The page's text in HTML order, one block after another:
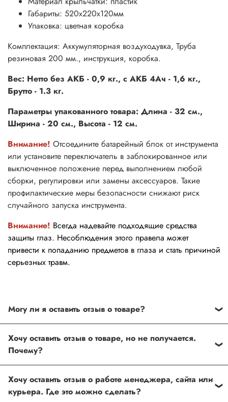
Габариты: 520х220х120мм
Упаковка: цветная коробка
Комплектация: Аккумуляторная воздуходувка, Труба
резиновая 200 мм., инструкция, коробка.
Вес: Нетто без АКБ - 0,9 кг., с АКБ 4Ач - 1,6 кг.,
Брутто - 1.3 кг.
Параметры упакованного товара: Длина - 32 см.,
Ширина - 20 см., Высота - 12 см.
Внимание! Отсоедините батарейный блок от инструмента
или установите переключатель в заблокированное или
выключенное положение перед выполнением любой
сборки, регулировки или замены аксессуаров. Такие
профилактические меры безопасности снижают риск
случайного запуска инструмента.
Внимание! Всегда надевайте подходящие средства
защиты глаз. Несоблюдения этого правела может
привести к попаданию предметов в глаза и стать причиной
серьезных травм.
Могу ли я оставить отзыв о товаре?
специальное поле, где Вы можете оставить свой отзыв.
Также Вы можете присвоить товару от одной до пяти
звёзд. Все отзывы о товарах проходят модерацию.
Хочу оставить отзыв о товаре, но не получается.
Почему?
полей. Если поля заполнены корректно, то свяжитесь с
нами по телефону +7 (812) 565-32-05;
Хочу оставить отзыв о работе менеджера, сайта или
курьера. Где это можно сделать?